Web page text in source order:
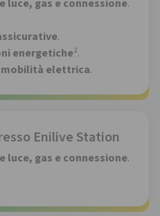
luce, gas e connessione.
.
energetiche².
mobilità elettrica.
Enilive Station
luce, gas e connessione.